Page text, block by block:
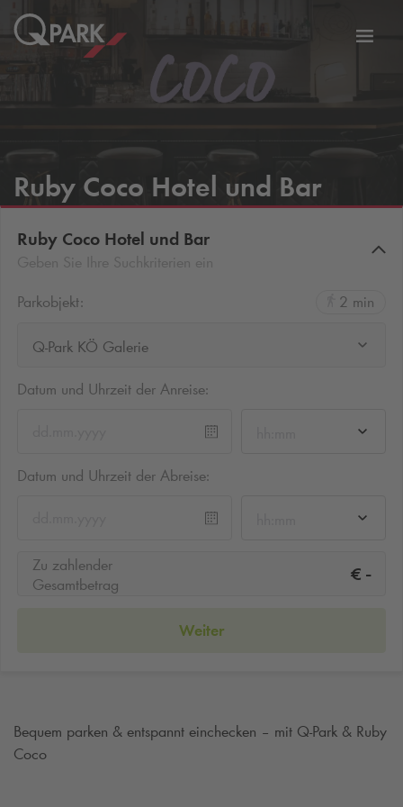
Zur
Ruby Coco Hotel und Bar
Ruby Coco Hotel und Bar
Parkobjekt:
2 min
Q-Park KÖ Galerie
Datum und Uhrzeit der Anreise:
Datum und Uhrzeit der Abreise:
Zu zahlender
Gesamtbetrag
€ -
Weiter
Bequem parken & entspannt einchecken – mit Q-Park & Ruby
Coco